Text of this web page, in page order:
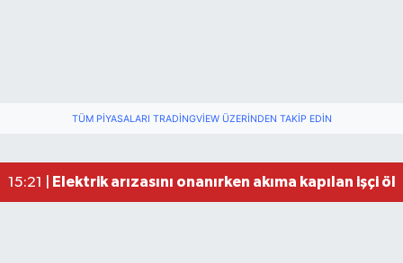
TÜM PIYASALARI TRADINGVIEW ÜZERINDEN TAKIP EDIN
15:21 | Elektrik arızasını onanırken akıma kapılan işçi